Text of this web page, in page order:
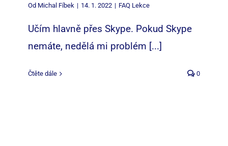
Od Michal Fíbek | 14. 1. 2022 | FAQ Lekce
Učím hlavně přes Skype. Pokud Skype
nemáte, nedělá mi problém [...]
Čtěte dále 0